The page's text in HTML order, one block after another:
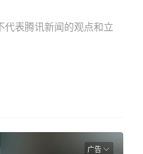
代表腾讯新闻的观点和立
广告